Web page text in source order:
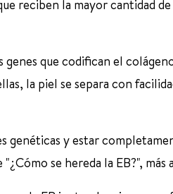
reciben la mayor cantidad de
que codifican el
la piel se separa con
genéticas y estar
se hereda la EB?", más